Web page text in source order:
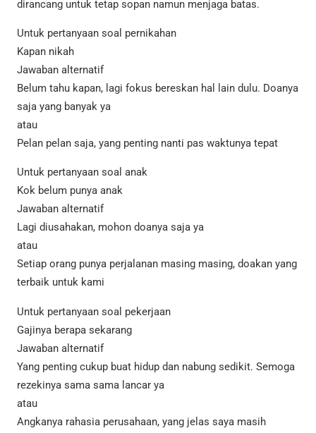
dirancang untuk tetap sopan namun menjaga batas.
Untuk pertanyaan soal pernikahan
Kapan nikah
Jawaban alternatif
Belum tahu kapan, lagi fokus bereskan hal lain dulu. Doanya
saja yang banyak ya
atau
Pelan pelan saja, yang penting nanti pas waktunya tepat
Untuk pertanyaan soal anak
Kok belum punya anak
Jawaban alternatif
Lagi diusahakan, mohon doanya saja ya
atau
Setiap orang punya perjalanan masing masing, doakan yang
terbaik untuk kami
Untuk pertanyaan soal pekerjaan
Gajinya berapa sekarang
Jawaban alternatif
Yang penting cukup buat hidup dan nabung sedikit. Semoga
rezekinya sama sama lancar ya
atau
Angkanya rahasia perusahaan, yang jelas saya masih